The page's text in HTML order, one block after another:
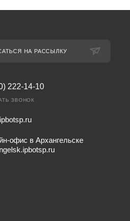
НА РАССЫЛКУ
222-14-10
ЗВОНОК
офис в Архангельске